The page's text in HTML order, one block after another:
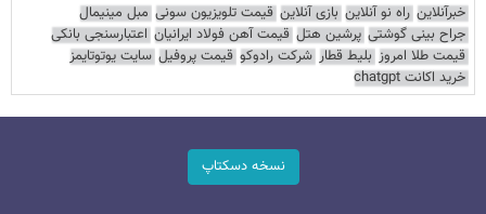
خبرآنلاین راه نو آنلاین بازی آنلاین قیمت تلویزیون سونی مبل مینیمال
جراح بینی گوشتی پرشین هتل قیمت آهن فولاد ایرانیان اعتبارسنجی بانکی
قیمت طلا امروز بلیط قطار شرکت رادوکو قیمت پروفیل سایت یوتوتایمز
خرید اکانت chatgpt
نسخه دسکتاپ